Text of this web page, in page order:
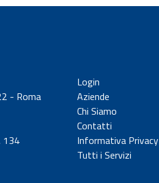
- Roma
134
Login
Aziende
Chi Siamo
Contatti
Informativa Privacy
Tutti i Servizi